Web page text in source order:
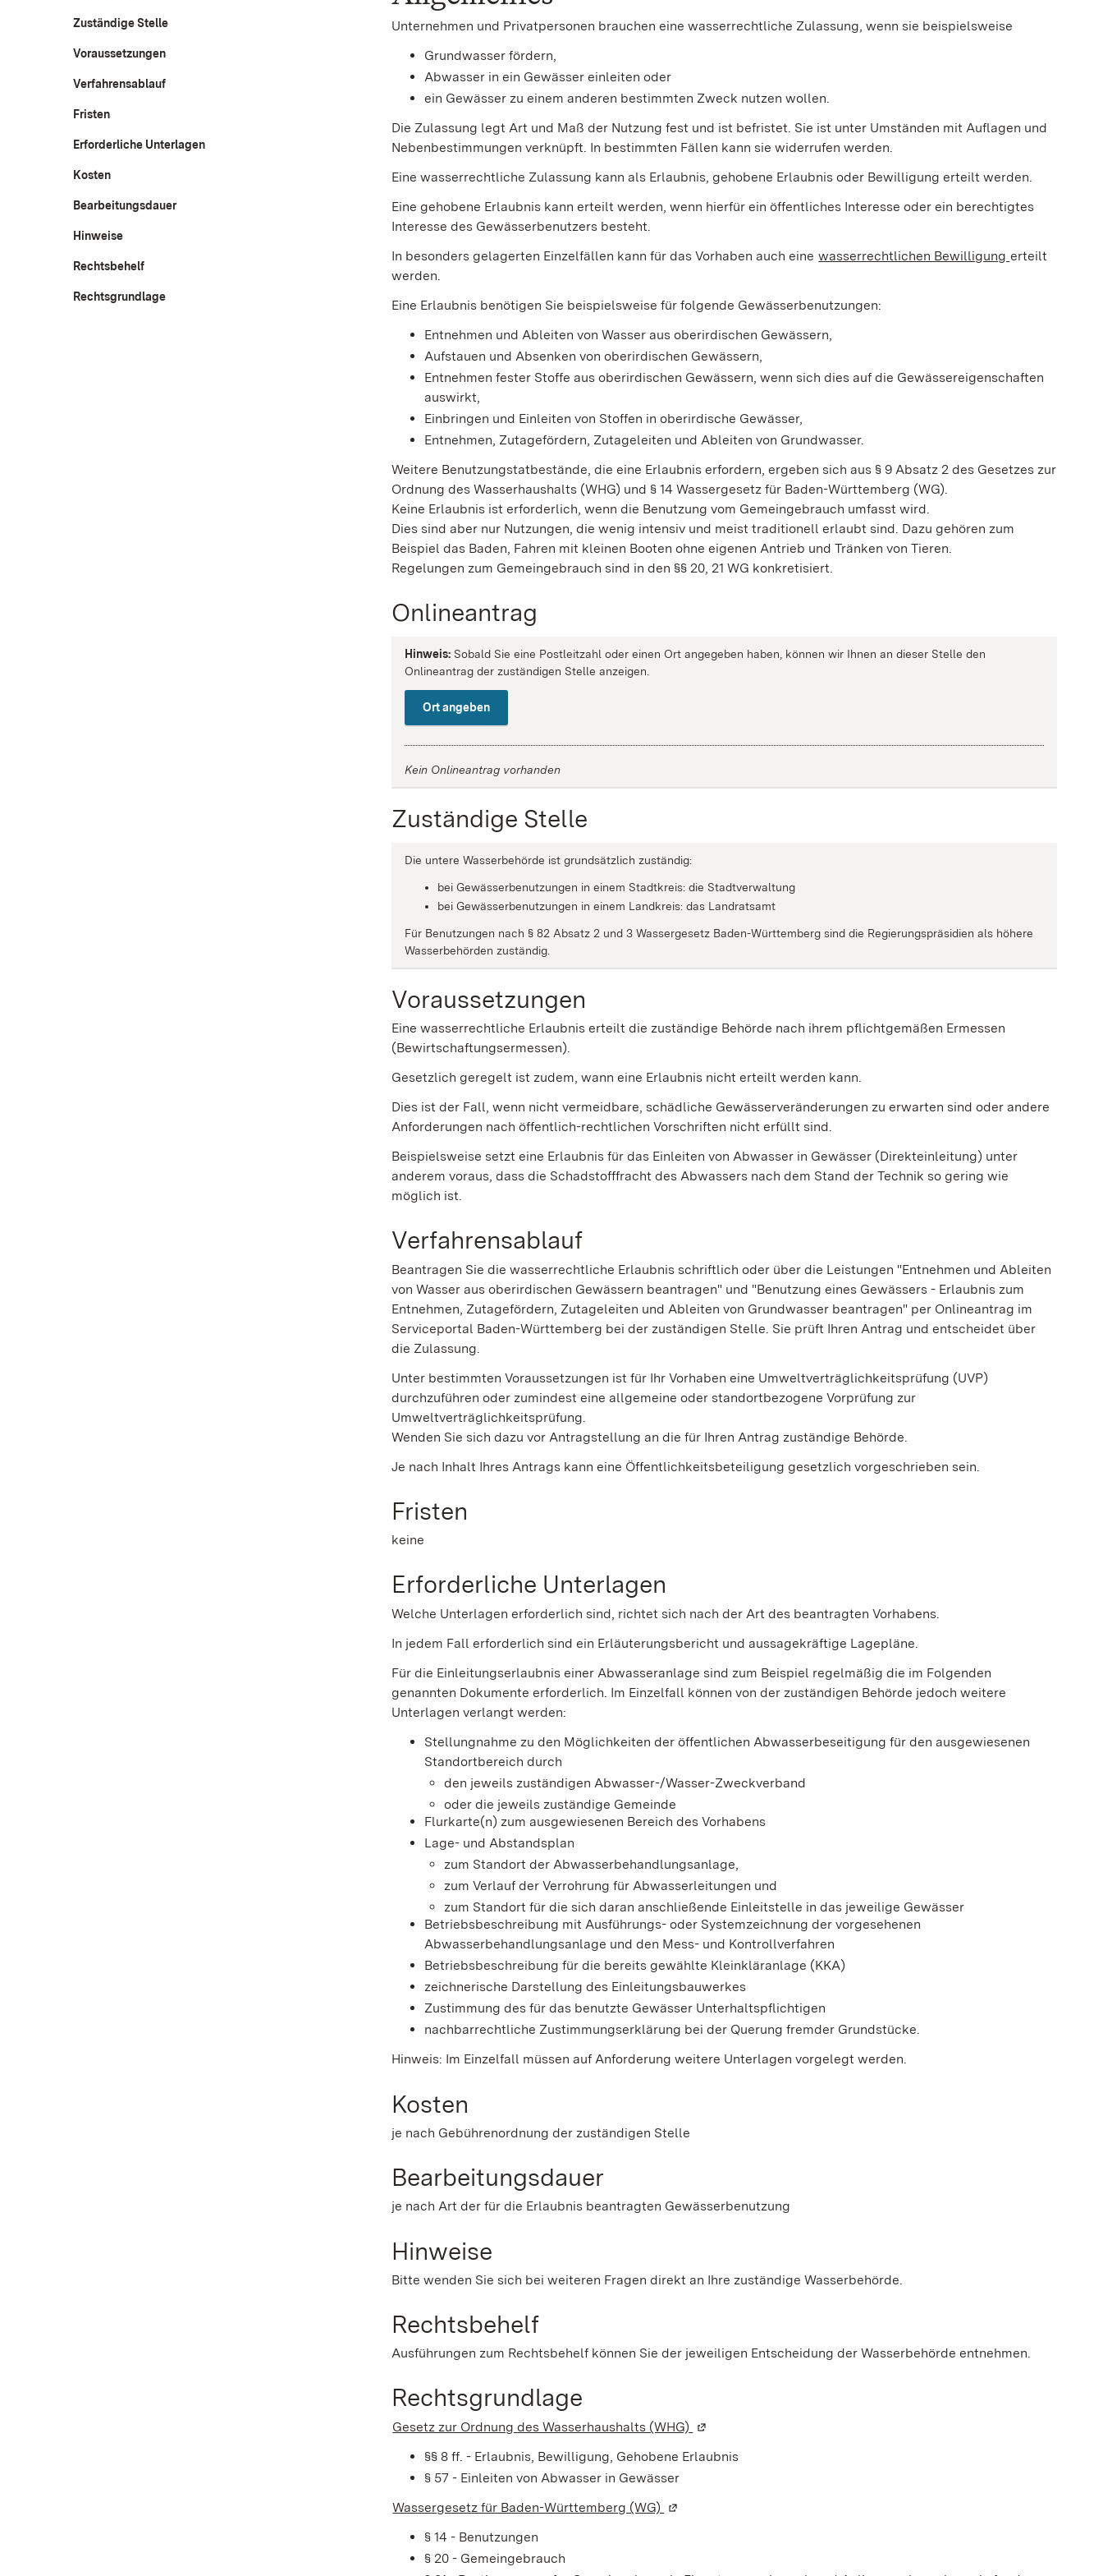
Zuständige Stelle
Voraussetzungen
Verfahrensablauf
Fristen
Erforderliche Unterlagen
Kosten
Bearbeitungsdauer
Hinweise
Rechtsbehelf
Rechtsgrundlage
Unternehmen und Privatpersonen brauchen eine wasserrechtliche Zulassung, wenn sie beispielsweise
Grundwasser fördern,
Abwasser in ein Gewässer einleiten oder
ein Gewässer zu einem anderen bestimmten Zweck nutzen wollen.
Die Zulassung legt Art und Maß der Nutzung fest und ist befristet. Sie ist unter Umständen mit Auflagen und
Nebenbestimmungen verknüpft. In bestimmten Fällen kann sie widerrufen werden.
Eine wasserrechtliche Zulassung kann als Erlaubnis, gehobene Erlaubnis oder Bewilligung erteilt werden.
Eine gehobene Erlaubnis kann erteilt werden, wenn hierfür ein öffentliches Interesse oder ein berechtigtes
Interesse des Gewässerbenutzers besteht.
In besonders gelagerten Einzelfällen kann für das Vorhaben auch eine wasserrechtlichen Bewilligung erteilt
werden.
Eine Erlaubnis benötigen Sie beispielsweise für folgende Gewässerbenutzungen:
Entnehmen und Ableiten von Wasser aus oberirdischen Gewässern,
Aufstauen und Absenken von oberirdischen Gewässern,
Entnehmen fester Stoffe aus oberirdischen Gewässern, wenn sich dies auf die Gewässereigenschaften
auswirkt,
Einbringen und Einleiten von Stoffen in oberirdische Gewässer,
Entnehmen, Zutagefördern, Zutageleiten und Ableiten von Grundwasser.
Weitere Benutzungstatbestände, die eine Erlaubnis erfordern, ergeben sich aus § 9 Absatz 2 des Gesetzes zur
Ordnung des Wasserhaushalts (WHG) und § 14 Wassergesetz für Baden-Württemberg (WG).
Keine Erlaubnis ist erforderlich, wenn die Benutzung vom Gemeingebrauch umfasst wird.
Dies sind aber nur Nutzungen, die wenig intensiv und meist traditionell erlaubt sind. Dazu gehören zum
Beispiel das Baden, Fahren mit kleinen Booten ohne eigenen Antrieb und Tränken von Tieren.
Regelungen zum Gemeingebrauch sind in den §§ 20, 21 WG konkretisiert.
Onlineantrag
Hinweis: Sobald Sie eine Postleitzahl oder einen Ort angegeben haben, können wir Ihnen an dieser Stelle den
Onlineantrag der zuständigen Stelle anzeigen.
Ort angeben
Kein Onlineantrag vorhanden
Zuständige Stelle
Die untere Wasserbehörde ist grundsätzlich zuständig:
bei Gewässerbenutzungen in einem Stadtkreis: die Stadtverwaltung
bei Gewässerbenutzungen in einem Landkreis: das Landratsamt
Für Benutzungen nach § 82 Absatz 2 und 3 Wassergesetz Baden-Württemberg sind die Regierungspräsidien als höhere
Wasserbehörden zuständig.
Voraussetzungen
Eine wasserrechtliche Erlaubnis erteilt die zuständige Behörde nach ihrem pflichtgemäßen Ermessen
(Bewirtschaftungsermessen).
Gesetzlich geregelt ist zudem, wann eine Erlaubnis nicht erteilt werden kann.
Dies ist der Fall, wenn nicht vermeidbare, schädliche Gewässerveränderungen zu erwarten sind oder andere
Anforderungen nach öffentlich-rechtlichen Vorschriften nicht erfüllt sind.
Beispielsweise setzt eine Erlaubnis für das Einleiten von Abwasser in Gewässer (Direkteinleitung) unter
anderem voraus, dass die Schadstofffracht des Abwassers nach dem Stand der Technik so gering wie
möglich ist.
Verfahrensablauf
Beantragen Sie die wasserrechtliche Erlaubnis schriftlich oder über die Leistungen "Entnehmen und Ableiten
von Wasser aus oberirdischen Gewässern beantragen" und "Benutzung eines Gewässers - Erlaubnis zum
Entnehmen, Zutagefördern, Zutageleiten und Ableiten von Grundwasser beantragen" per Onlineantrag im
Serviceportal Baden-Württemberg bei der zuständigen Stelle. Sie prüft Ihren Antrag und entscheidet über
die Zulassung.
Unter bestimmten Voraussetzungen ist für Ihr Vorhaben eine Umweltverträglichkeitsprüfung (UVP)
durchzuführen oder zumindest eine allgemeine oder standortbezogene Vorprüfung zur
Umweltverträglichkeitsprüfung.
Wenden Sie sich dazu vor Antragstellung an die für Ihren Antrag zuständige Behörde.
Je nach Inhalt Ihres Antrags kann eine Öffentlichkeitsbeteiligung gesetzlich vorgeschrieben sein.
Fristen
keine
Erforderliche Unterlagen
Welche Unterlagen erforderlich sind, richtet sich nach der Art des beantragten Vorhabens.
In jedem Fall erforderlich sind ein Erläuterungsbericht und aussagekräftige Lagepläne.
Für die Einleitungserlaubnis einer Abwasseranlage sind zum Beispiel regelmäßig die im Folgenden
genannten Dokumente erforderlich. Im Einzelfall können von der zuständigen Behörde jedoch weitere
Unterlagen verlangt werden:
Stellungnahme zu den Möglichkeiten der öffentlichen Abwasserbeseitigung für den ausgewiesenen
Standortbereich durch
den jeweils zuständigen Abwasser-/Wasser-Zweckverband
oder die jeweils zuständige Gemeinde
Flurkarte(n) zum ausgewiesenen Bereich des Vorhabens
Lage- und Abstandsplan
zum Standort der Abwasserbehandlungsanlage,
zum Verlauf der Verrohrung für Abwasserleitungen und
zum Standort für die sich daran anschließende Einleitstelle in das jeweilige Gewässer
Betriebsbeschreibung mit Ausführungs- oder Systemzeichnung der vorgesehenen
Abwasserbehandlungsanlage und den Mess- und Kontrollverfahren
Betriebsbeschreibung für die bereits gewählte Kleinkläranlage (KKA)
zeichnerische Darstellung des Einleitungsbauwerkes
Zustimmung des für das benutzte Gewässer Unterhaltspflichtigen
nachbarrechtliche Zustimmungserklärung bei der Querung fremder Grundstücke.
Hinweis: Im Einzelfall müssen auf Anforderung weitere Unterlagen vorgelegt werden.
Kosten
je nach Gebührenordnung der zuständigen Stelle
Bearbeitungsdauer
je nach Art der für die Erlaubnis beantragten Gewässerbenutzung
Hinweise
Bitte wenden Sie sich bei weiteren Fragen direkt an Ihre zuständige Wasserbehörde.
Rechtsbehelf
Ausführungen zum Rechtsbehelf können Sie der jeweiligen Entscheidung der Wasserbehörde entnehmen.
Rechtsgrundlage
Gesetz zur Ordnung des Wasserhaushalts (WHG) (Wird in einem neuen Fenster geöffnet)
§§ 8 ff. - Erlaubnis, Bewilligung, Gehobene Erlaubnis
§ 57 - Einleiten von Abwasser in Gewässer
Wassergesetz für Baden-Württemberg (WG) (Wird in einem neuen Fenster geöffnet)
§ 14 - Benutzungen
§ 20 - Gemeingebrauch